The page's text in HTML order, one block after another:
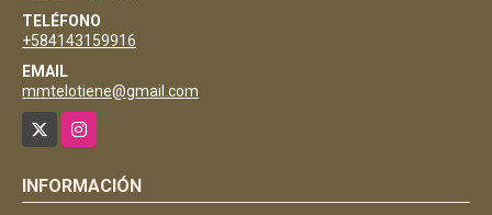
TELÉFONO
+584143159916
EMAIL
mmtelotiene@gmail.com
Instagram
INFORMACIÓN